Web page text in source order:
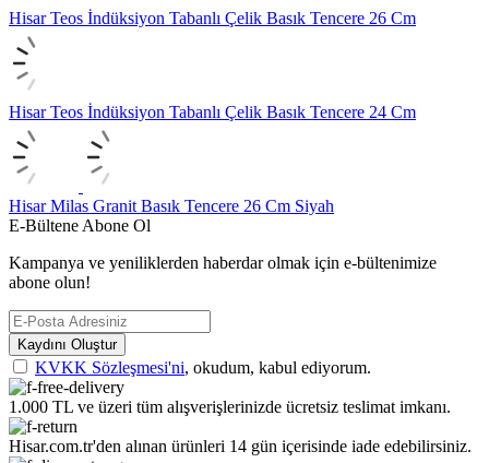
Hisar Teos İndüksiyon Tabanlı Çelik Basık Tencere 26 Cm
Hisar Teos İndüksiyon Tabanlı Çelik Basık Tencere 24 Cm
Hisar Milas Granit Basık Tencere 26 Cm Siyah
E-Bültene Abone Ol
Kampanya ve yeniliklerden haberdar olmak için e-bültenimize
abone olun!
Kaydını Oluştur
KVKK Sözleşmesi'ni, okudum, kabul ediyorum.
1.000 TL ve üzeri tüm alışverişlerinizde ücretsiz teslimat imkanı.
Hisar.com.tr'den alınan ürünleri 14 gün içerisinde iade edebilirsiniz.